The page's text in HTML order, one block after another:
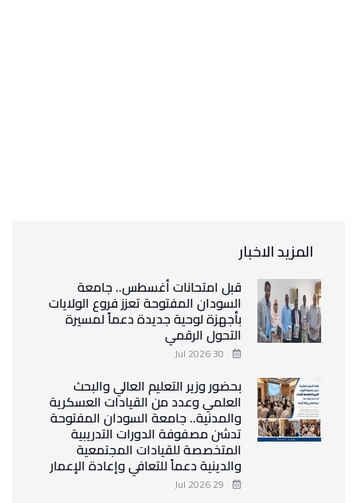
المزيد الاخبار
قبل امتحانات أغسطس.. جامعة
السودان المفتوحة تعزز فروع الولايات
بأجهزة لوحية جديدة دعماً لمسيرة
التحول الرقمي
بحضور وزير التعليم العالي والبحث
العلمي وعدد من القيادات العسكرية
والمدنية.. جامعة السودان المفتوحة
تدشن مصفوفة الدورات التدريبية
المتخصصة للقيادات المجتمعية
والدينية دعماً للتعافي وإعادة الإعمار